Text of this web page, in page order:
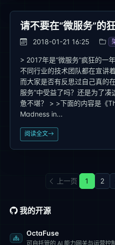
请不要在“微服务”的
2018-01-21 16:25
> 2017年是“微服务”疯狂的一
不同行业的技术团队都在宣讲
而大家是否有反思过自己真的
服务”中受益了吗？还是为了
惫不堪？ > >下面的内容是《
Madness in...
阅读全文
上一页 1 2
我的开源
OctaFuse
可自托管的 AI 能力网关与运营控